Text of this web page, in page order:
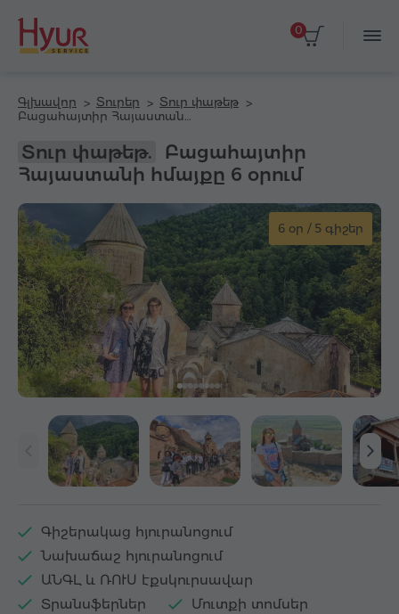
0
Գլխավոր Տուրեր
Տուր փաթեթ
Տուր փաթեթ.
Բացահայտիր
Հայաստանի հմայքը 6 օրում
6 օր / 5 գիշեր
Գիշերակաց հյուրանոցում
Նախաճաշ հյուրանոցում
ԱՆԳԼ և ՌՈՒՍ էքսկուրսավար
Տրանսֆերներ
Մուտքի տոմսեր